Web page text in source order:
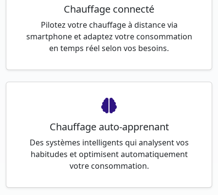
Chauffage connecté
Pilotez votre chauffage à distance via
smartphone et adaptez votre consommation
en temps réel selon vos besoins.
Chauffage auto-apprenant
Des systèmes intelligents qui analysent vos
habitudes et optimisent automatiquement
votre consommation.